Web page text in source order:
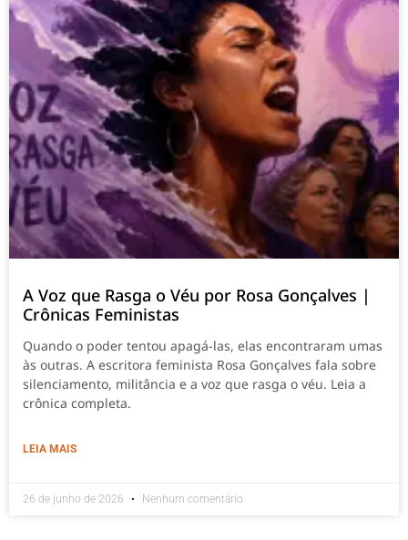
A Voz que Rasga o Véu por Rosa Gonçalves |
Crônicas Feministas
Quando o poder tentou apagá-las, elas encontraram umas
às outras. A escritora feminista Rosa Gonçalves fala sobre
silenciamento, militância e a voz que rasga o véu. Leia a
crônica completa.
LEIA MAIS
26 de junho de 2026 Nenhum comentário